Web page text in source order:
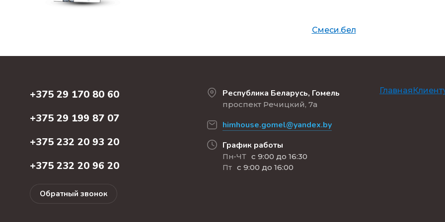
Смеси.бел
+375 29 170 80 60
+375 29 199 87 07
+375 232 20 93 20
+375 232 20 96 20
Обратный звонок
Республика Беларусь, Гомель
проспект Речицкий, 7а
himhouse.gomel@yandex.by
График работы
Пн-ЧТ с 9:00 до 16:30
Пт с 9:00 до 16:00
Главная